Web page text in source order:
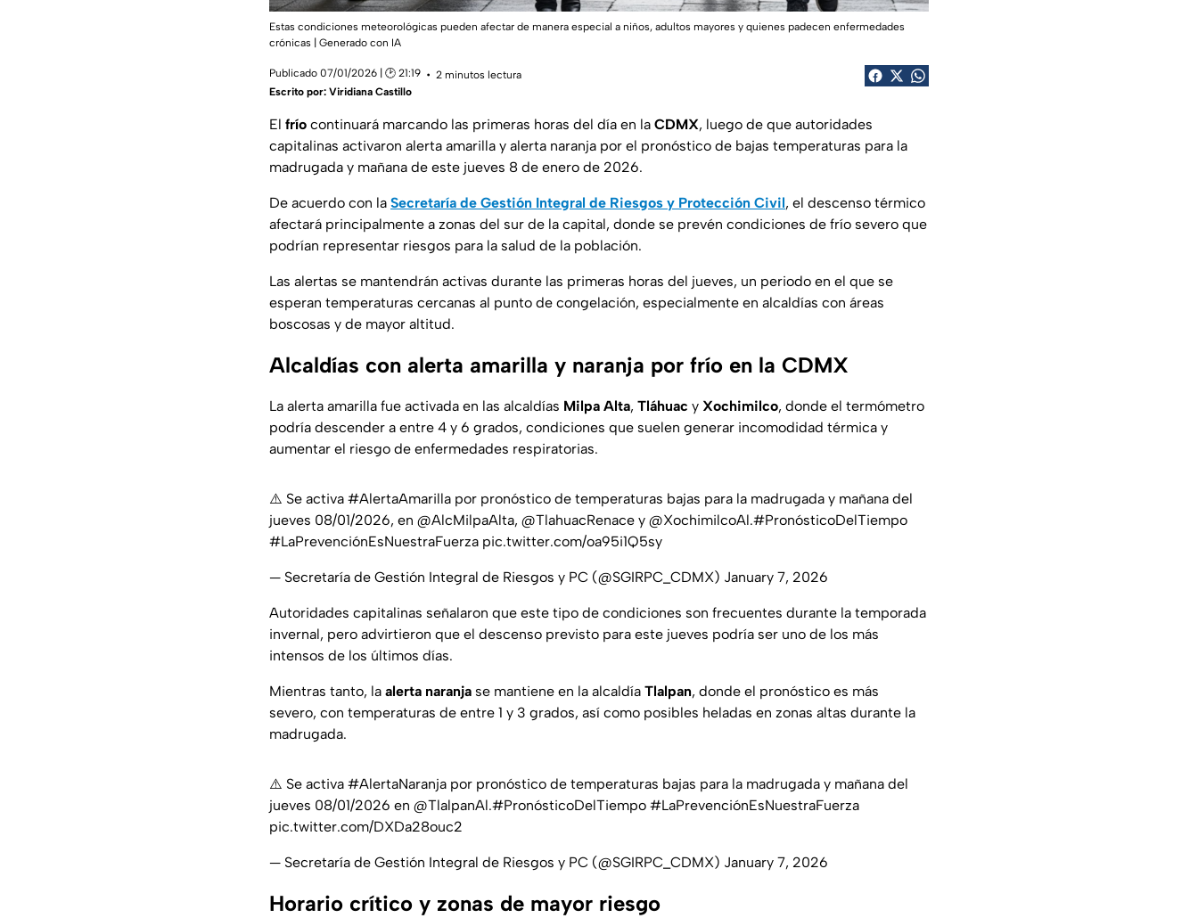
Estas condiciones meteorológicas pueden afectar de manera especial a niños, adultos mayores y quienes padecen enfermedades
crónicas | Generado con IA
Publicado 07/01/2026 | 🕑 21:19
2 minutos lectura
Escrito por: Viridiana Castillo
El frío continuará marcando las primeras horas del día en la CDMX, luego de que autoridades
capitalinas activaron alerta amarilla y alerta naranja por el pronóstico de bajas temperaturas para la
madrugada y mañana de este jueves 8 de enero de 2026.
De acuerdo con la Secretaría de Gestión Integral de Riesgos y Protección Civil, el descenso térmico
afectará principalmente a zonas del sur de la capital, donde se prevén condiciones de frío severo que
podrían representar riesgos para la salud de la población.
Las alertas se mantendrán activas durante las primeras horas del jueves, un periodo en el que se
esperan temperaturas cercanas al punto de congelación, especialmente en alcaldías con áreas
boscosas y de mayor altitud.
Alcaldías con alerta amarilla y naranja por frío en la CDMX
La alerta amarilla fue activada en las alcaldías Milpa Alta, Tláhuac y Xochimilco, donde el termómetro
podría descender a entre 4 y 6 grados, condiciones que suelen generar incomodidad térmica y
aumentar el riesgo de enfermedades respiratorias.
⚠️ Se activa #AlertaAmarilla por pronóstico de temperaturas bajas para la madrugada y mañana del
jueves 08/01/2026, en @AlcMilpaAlta, @TlahuacRenace y @XochimilcoAl.#PronósticoDelTiempo
#LaPrevenciónEsNuestraFuerza pic.twitter.com/oa95i1Q5sy
— Secretaría de Gestión Integral de Riesgos y PC (@SGIRPC_CDMX) January 7, 2026
Autoridades capitalinas señalaron que este tipo de condiciones son frecuentes durante la temporada
invernal, pero advirtieron que el descenso previsto para este jueves podría ser uno de los más
intensos de los últimos días.
Mientras tanto, la alerta naranja se mantiene en la alcaldía Tlalpan, donde el pronóstico es más
severo, con temperaturas de entre 1 y 3 grados, así como posibles heladas en zonas altas durante la
madrugada.
⚠️ Se activa #AlertaNaranja por pronóstico de temperaturas bajas para la madrugada y mañana del
jueves 08/01/2026 en @TlalpanAl.#PronósticoDelTiempo #LaPrevenciónEsNuestraFuerza
pic.twitter.com/DXDa28ouc2
— Secretaría de Gestión Integral de Riesgos y PC (@SGIRPC_CDMX) January 7, 2026
Horario crítico y zonas de mayor riesgo